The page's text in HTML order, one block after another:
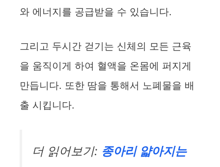
와 에너지를 공급받을 수 있습니다.
그리고 두시간 걷기는 신체의 모든 근육
을 움직이게 하여 혈액을 온몸에 퍼지게
만듭니다. 또한 땀을 통해서 노폐물을 배
출 시킵니다.
더 읽어보기: 종아리 얇아지는